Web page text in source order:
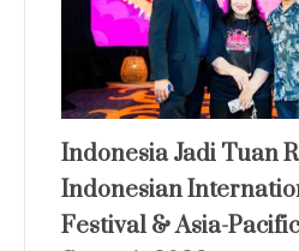
Indonesia Jadi Tuan
Indonesian
Festival & Asia-